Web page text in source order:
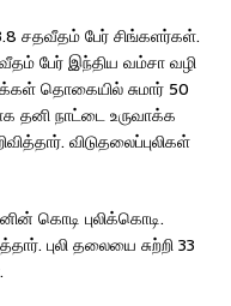
பேர் சிங்களர்கள்.
பேர் இந்திய வம்சா வழி
தொகையில் சுமார் 50
தனி நாட்டை உருவாக்க
விடுதலைப்புலிகள்
கொடி புலிக்கொடி.
புலி தலையை சுற்றி 33